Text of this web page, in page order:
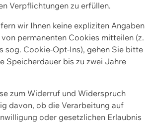
Verpflichtungen zu erfüllen.
wir Ihnen keine expliziten Angaben
permanenten Cookies mitteilen (z.
sog. Cookie-Opt-Ins), gehen Sie bitte
Speicherdauer bis zu zwei Jahre
zum Widerruf und Widerspruch
davon, ob die Verarbeitung auf
oder gesetzlichen Erlaubnis